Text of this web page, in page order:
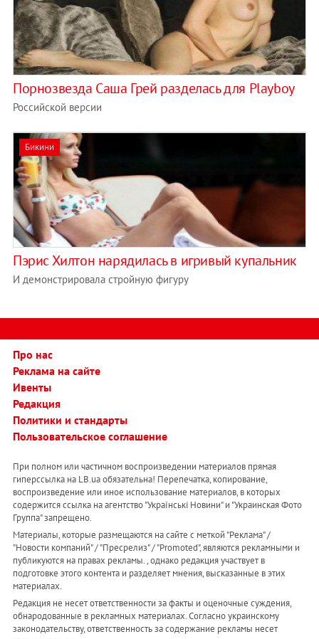
Порнозвезда Саша Грей разделась для Playboy
Российской версии
Бикини
Пэрис Хилтон нарядилась в игривый купальник
И демонстрировала стройную фигуру
Про нас
Реклама на сайте
Ивенты
Редакция
Политики и стандарты
Пользовательское соглашение
При полном или частичном воспроизведении материалов прямая
гиперссылка на LB.ua обязательна! Перепечатка, копирование,
воспроизведение или иное использование материалов, в которых
содержится ссылка на агентство "Українськi Новини" и "Украинская Фото
Группа" запрещено.
Материалы, которые размещаются на сайте с меткой "Реклама" /
"Новости компаний" / "Пресрелиз" / "Promoted", являются рекламными и
публикуются на правах рекламы. , однако редакция участвует в
подготовке этого контента и разделяет мнения, высказанные в этих
материалах.
Редакция не несет ответственности за факты и оценочные суждения,
обнародованные в рекламных материалах. Согласно украинскому
законодательству, ответственность за содержание рекламы несет